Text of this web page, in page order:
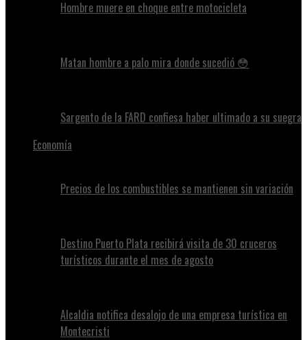
Hombre muere en choque entre motocicleta
Matan hombre a palo mira donde sucedió 😳
Sargento de la FARD confiesa haber ultimado a su suegra
Economía
Precios de los combustibles se mantienen sin variación
Destino Puerto Plata recibirá visita de 30 cruceros
turísticos durante el mes de agosto
Alcaldia notifica desalojo de una empresa turística en
Montecristi